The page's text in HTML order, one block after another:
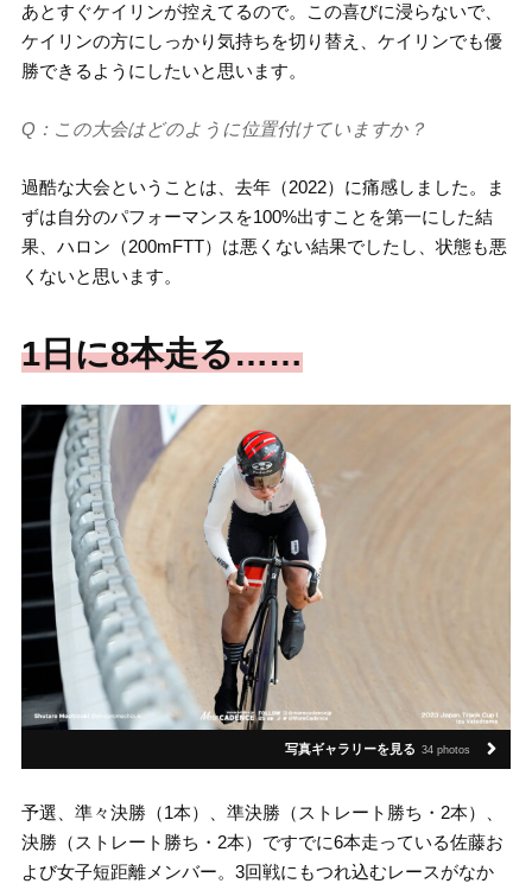
あとすぐケイリンが控えてるので。この喜びに浸らないで、
ケイリンの方にしっかり気持ちを切り替え、ケイリンでも優
勝できるようにしたいと思います。
Q：この大会はどのように位置付けていますか？
過酷な大会ということは、去年（2022）に痛感しました。ま
ずは自分のパフォーマンスを100%出すことを第一にした結
果、ハロン（200mFTT）は悪くない結果でしたし、状態も悪
くないと思います。
1日に8本走る……
写真ギャラリーを見る 34 photos
予選、準々決勝（1本）、準決勝（ストレート勝ち・2本）、
決勝（ストレート勝ち・2本）ですでに6本走っている佐藤お
よび女子短距離メンバー。3回戦にもつれ込むレースがなか